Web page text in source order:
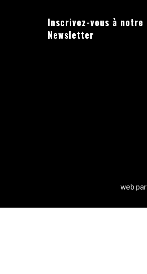
Inscrivez-vous à notre
Newsletter
web par